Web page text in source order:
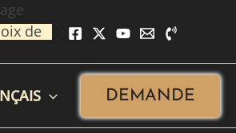
de
DEMANDE